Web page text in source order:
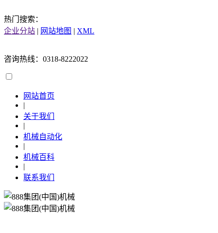
热门搜索：
企业分站 | 网站地图 | XML
咨询热线：0318-8222022
网站首页
|
关于我们
|
机械自动化
|
机械百科
|
联系我们